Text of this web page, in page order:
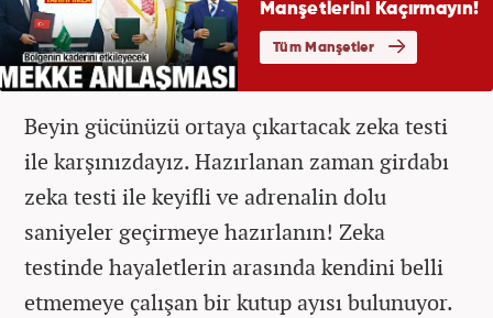
Beyin gücünüzü ortaya çıkartacak zeka testi
ile karşınızdayız. Hazırlanan zaman girdabı
zeka testi ile keyifli ve adrenalin dolu
saniyeler geçirmeye hazırlanın! Zeka
testinde hayaletlerin arasında kendini belli
etmemeye çalışan bir kutup ayısı bulunuyor.